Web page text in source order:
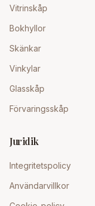
Vitrinskåp
Bokhyllor
Skänkar
Vinkylar
Glasskåp
Förvaringsskåp
Juridik
Integritetspolicy
Användarvillkor